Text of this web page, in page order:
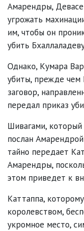
Амарендры,
угрожать
им, чтобы он
убить
Однако, Кумара
убиты, прежде чем
заговор,
передал приказ
Шивагами,
послан
тайно передает
Амарендры,
этом приведет к
Каттаппа,
королевством,
укромное место,